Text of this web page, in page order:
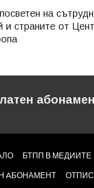
на
и страните от
БТПП В МЕДИИТЕ
AБОНАМЕНТ